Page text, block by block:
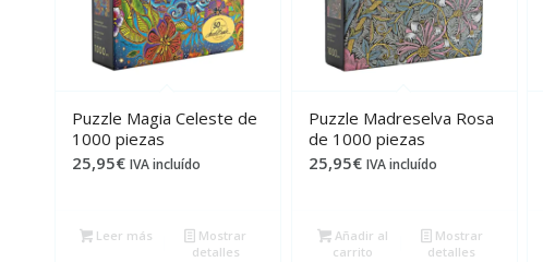
Puzzle Magia Celeste de
1000 piezas
25,95€ IVA incluído
Leer más
Mostrar
detalles
Puzzle Madreselva Rosa
de 1000 piezas
25,95€ IVA incluído
Añadir al
carrito
Mostrar
detalles